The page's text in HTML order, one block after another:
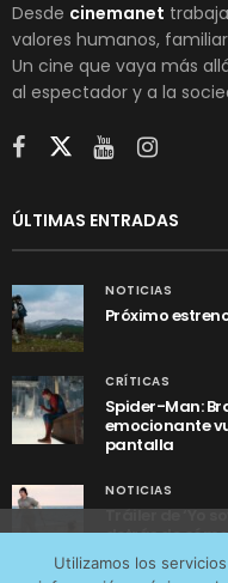
Desde cinemanet
valores humanos,
Un cine que vaya más
al espectador y a la
ÚLTIMAS ENTRADAS
NOTICIAS
Próximo
CRÍTICAS
Spider-Man:
emocionante
pantalla
NOTICIAS
Tráiler de ‘Yo
detrás de
Utilizamos los
tráfico web que